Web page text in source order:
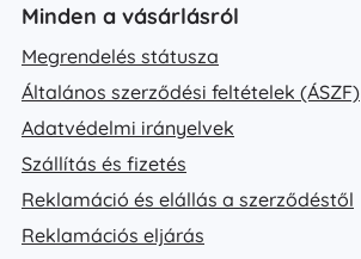
Minden a vásárlásról
Megrendelés státusza
Általános szerződési feltételek (ÁSZF)
Adatvédelmi irányelvek
Szállítás és fizetés
Reklamáció és elállás a szerződéstől
Reklamációs eljárás